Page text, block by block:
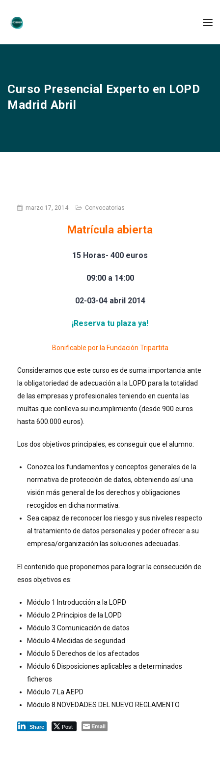
Curso Presencial Experto en LOPD
Madrid Abril
marzo 17, 2014 Convocatorias
Matrícula abierta
15 Horas- 400 euros
09:00 a 14:00
02-03-04 abril 2014
¡Reserva tu plaza ya!
Bonificable por la Fundación Tripartita
Consideramos que este curso es de suma importancia ante
la obligatoriedad de adecuación a la LOPD para la totalidad
de las empresas y profesionales teniendo en cuenta las
multas que conlleva su incumplimiento (desde 900 euros
hasta 600.000 euros).
Los dos objetivos principales, es conseguir que el alumno:
Conozca los fundamentos y conceptos generales de la
normativa de protección de datos, obteniendo así una
visión más general de los derechos y obligaciones
recogidos en dicha normativa.
Sea capaz de reconocer los riesgo y sus niveles respecto
al tratamiento de datos personales y poder ofrecer a su
empresa/organización las soluciones adecuadas.
El contenido que proponemos para lograr la consecución de
esos objetivos es:
Módulo 1 Introducción a la LOPD
Módulo 2 Principios de la LOPD
Módulo 3 Comunicación de datos
Módulo 4 Medidas de seguridad
Módulo 5 Derechos de los afectados
Módulo 6 Disposiciones aplicables a determinados
ficheros
Módulo 7 La AEPD
Módulo 8 NOVEDADES DEL NUEVO REGLAMENTO
Share Post Email